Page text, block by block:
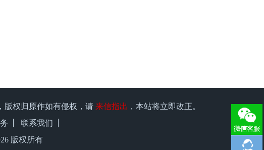
用户： qiufeng0299
版权归原作如有侵权，请 来信指出 ，本站将立即改正。
联系我们
版权所有